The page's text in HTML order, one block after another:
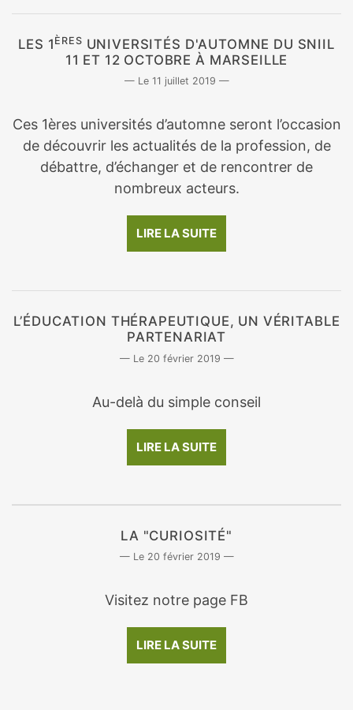
LES 1 ÈRES UNIVERSITÉS D'AUTOMNE DU SNIIL
11 ET 12 OCTOBRE À MARSEILLE
11 juillet 2019
Ces 1ères universités d’automne seront l’occasion
de découvrir les actualités de la profession, de
débattre, d’échanger et de rencontrer de
nombreux acteurs.
LIRE LA SUITE
L’ÉDUCATION THÉRAPEUTIQUE, UN VÉRITABLE
PARTENARIAT
20 février 2019
Au-delà du simple conseil
LIRE LA SUITE
LA "CURIOSITÉ"
20 février 2019
Visitez notre page FB
LIRE LA SUITE